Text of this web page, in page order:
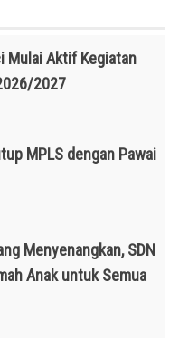
Mulai Aktif Kegiatan
2027
MPLS dengan Pawai
Menyenangkan, SDN
Anak untuk Semua